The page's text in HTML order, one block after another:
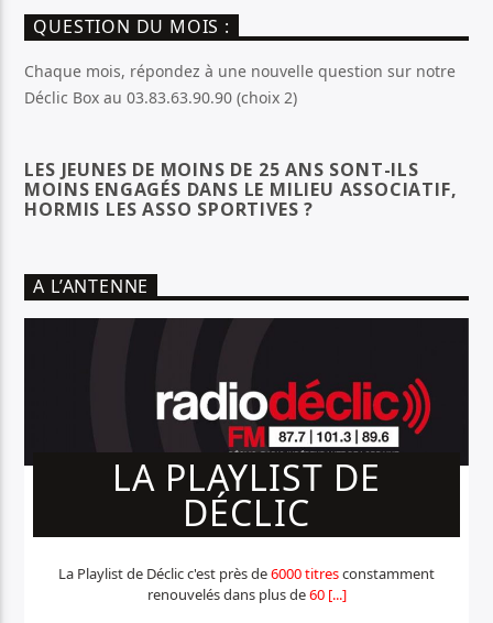
QUESTION DU MOIS :
Chaque mois, répondez à une nouvelle question sur notre
Déclic Box au 03.83.63.90.90 (choix 2)
LES JEUNES DE MOINS DE 25 ANS SONT-ILS
MOINS ENGAGÉS DANS LE MILIEU ASSOCIATIF,
HORMIS LES ASSO SPORTIVES ?
A L’ANTENNE
LA PLAYLIST DE
DÉCLIC
La Playlist de Déclic c'est près de6000 titresconstamment
renouvelés dans plus de60 [...]